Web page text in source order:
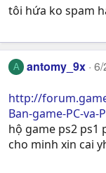
tôi hứa ko spam
A antomy_9x
http://
Ban-game-PC-
hộ game ps2 ps1
cho minh xin cai